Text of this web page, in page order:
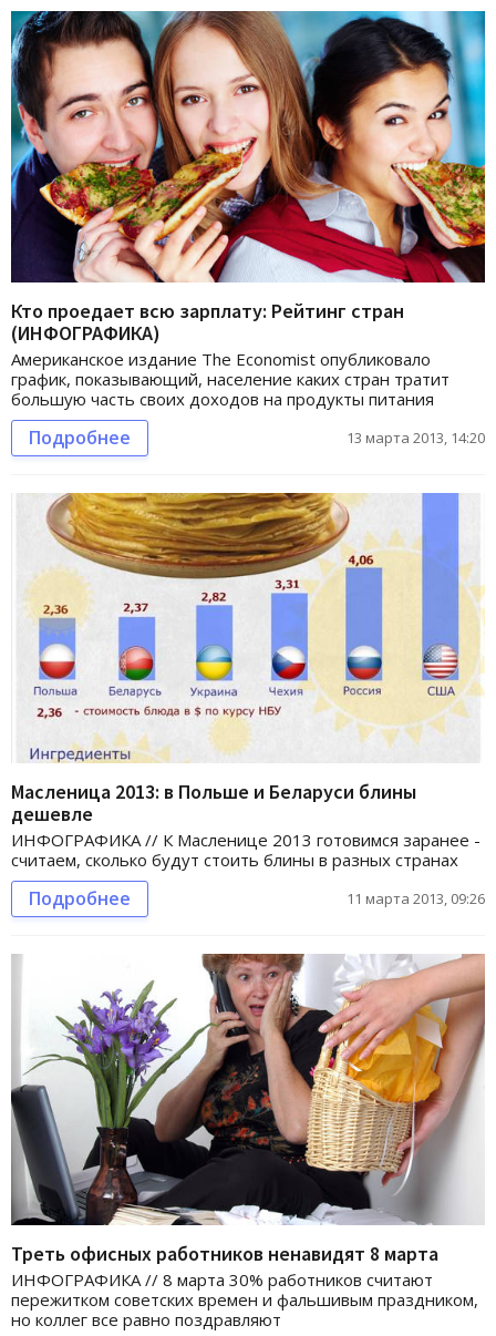
Кто проедает всю зарплату: Рейтинг стран
(ИНФОГРАФИКА)
Американское издание The Economist опубликовало
график, показывающий, население каких стран тратит
большую часть своих доходов на продукты питания
Подробнее 13 марта 2013, 14:20
Масленица 2013: в Польше и Беларуси блины
дешевле
ИНФОГРАФИКА // К Масленице 2013 готовимся заранее -
считаем, сколько будут стоить блины в разных странах
Подробнее 11 марта 2013, 09:26
Треть офисных работников ненавидят 8 марта
ИНФОГРАФИКА // 8 марта 30% работников считают
пережитком советских времен и фальшивым праздником,
но коллег все равно поздравляют